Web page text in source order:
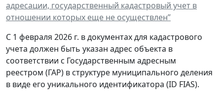
адресации, государственный кадастровый учет в
отношении которых еще не осуществлен”
С 1 февраля 2026 г. в документах для кадастрового
учета должен быть указан адрес объекта в
соответствии с Государственным адресным
реестром (ГАР) в структуре муниципального деления
в виде его уникального идентификатора (ID FIAS).